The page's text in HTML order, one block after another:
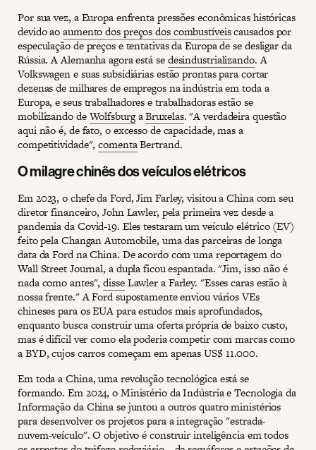
Por sua vez, a Europa enfrenta pressões econômicas históricas
devido aoaumento dos preços dos combustíveiscausados ​​por
especulação de preços e tentativas da Europa de se desligar da
Rússia. A Alemanha agora está sedesindustrializando. A
Volkswagen e suas subsidiárias estão prontas para cortar
dezenas de milhares de empregos na indústria em toda a
Europa, e seus trabalhadores e trabalhadoras estão se
mobilizando deWolfsburgaBruxelas. "A verdadeira questão
aqui não é, de fato, o excesso de capacidade, mas a
competitividade",comentaBertrand.
O milagre chinês dos veículos elétricos
Em 2023, o chefe da Ford, Jim Farley, visitou a China com seu
diretor financeiro, John Lawler, pela primeira vez desde a
pandemia da Covid-19. Eles testaram um veículo elétrico (EV)
feito pela Changan Automobile, uma das parceiras de longa
data da Ford na China. De acordo com uma reportagem do
Wall Street Journal, a dupla ficou espantada. "Jim, isso não é
nada como antes",disseLawler a Farley. "Esses caras estão à
nossa frente." A Ford supostamente enviou vários VEs
chineses para os EUA para estudos mais aprofundados,
enquanto busca construir uma oferta própria de baixo custo,
mas é difícil ver como ela poderia competir com marcas como
a BYD, cujos carros começam em apenas US$ 11.000.
Em toda a China, uma revolução tecnológica está se
formando. Em 2024, o Ministério da Indústria e Tecnologia da
Informação da China se juntou a outros quatro ministérios
para desenvolver os projetos para a integração "estrada-
nuvem-veículo". O objetivo é construir inteligência em todos